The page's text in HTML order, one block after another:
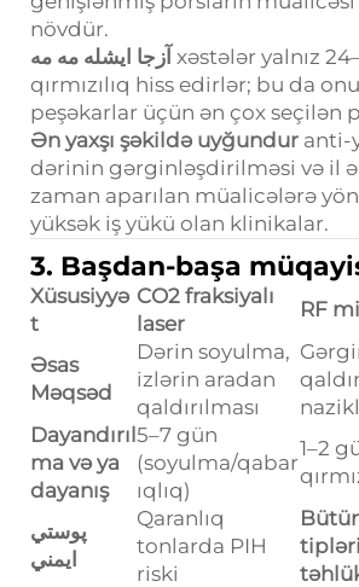
növdür.
xəstələr yalnız
qırmızılıq hiss edirlər; bu da
peşəkarlar üçün ən çox seçilən
Ən yaxşı şəkildə uyğundur anti-
dərinin gərginləşdirilməsi və il
zaman aparılan müalicələrə
yüksək iş yükü olan klinikalar.
3. Başdan-başa
Xüsusiyyə
t
CO2 fraksiyalı
laser
RF
Əsas
Məqsəd
Dərin soyulma,
izlərin aradan
qaldırılması
Dayandırıl
ma və ya
dayanış
5–7 gün
(soyulma/qabar
ıqlıq)
1–2
پوستي
ايمني
Qaranlıq
tonlarda PIH
riski